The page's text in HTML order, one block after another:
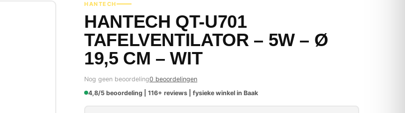
HANTECH
HANTECH QT-U701
TAFELVENTILATOR – 5W – Ø
19,5 CM – WIT
Nog geen beoordeling0 beoordelingen
4,8/5 beoordeling | 116+ reviews | fysieke winkel in Baak